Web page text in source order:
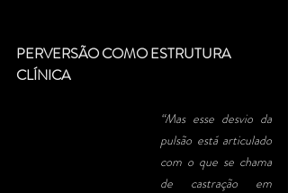
PERVERSÃO COMO ESTRUTURA
CLÍNICA
“Mas esse desvio da
pulsão está articulado
com o que se chama
de castração em